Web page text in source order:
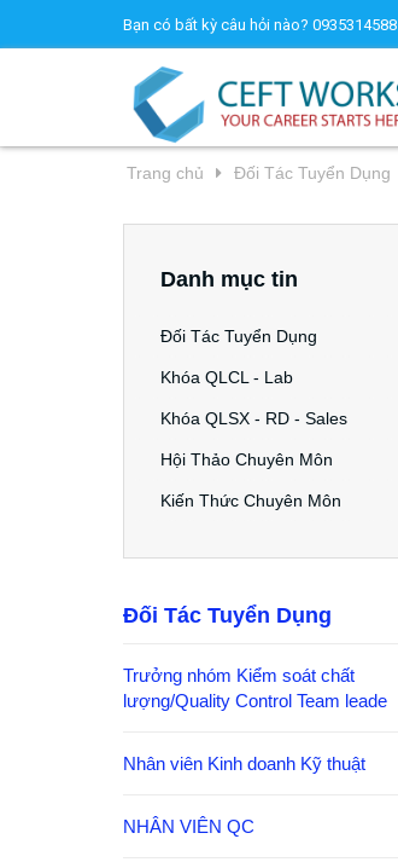
Bạn có bất kỳ câu hỏi nào? 0935314588
Trang chủ Đối Tác Tuyển Dụng
Danh mục tin
Đối Tác Tuyển Dụng
Khóa QLCL - Lab
Khóa QLSX - RD - Sales
Hội Thảo Chuyên Môn
Kiến Thức Chuyên Môn
Đối Tác Tuyển Dụng
Trưởng nhóm Kiểm soát chất
lượng/Quality Control Team leade
Nhân viên Kinh doanh Kỹ thuật
NHÂN VIÊN QC